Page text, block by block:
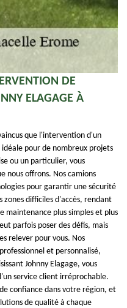
DE
ELAGAGE À
que l'intervention d'un
pour de nombreux projets
ou un particulier, vous
nous offrons. Nos camions
pour garantir une sécurité
difficiles d'accès, rendant
maintenance plus simples et plus
parfois poser des défis, mais
relever pour vous. Nos
et personnalisé,
Johnny Elagage, vous
service client irréprochable.
confiance dans votre région, et
de qualité à chaque